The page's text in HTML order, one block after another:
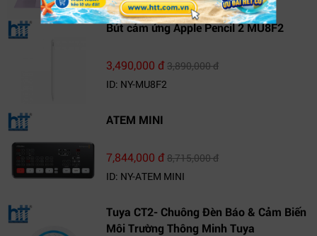
Bút cảm ứng Apple Pencil 2 MU8F2
3,490,000 đ3,890,000 đ
ID: NY-MU8F2
ATEM MINI
7,844,000 đ8,715,000 đ
ID: NY-ATEM MINI
Tuya CT2- Chuông Đèn Báo & Cảm Biến
Môi Trường Thông Minh Tuya